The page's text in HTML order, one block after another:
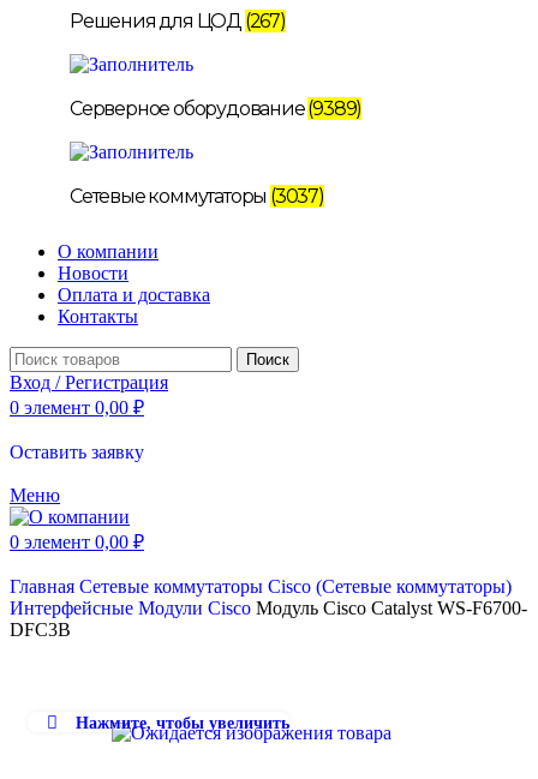
Решения для ЦОД (267)
Серверное оборудование(9389)
Сетевые коммутаторы (3037)
О компании
Новости
Оплата и доставка
Контакты
Поиск
Вход / Регистрация
0 элемент 0,00 ₽
Оставить заявку
Меню
0 элемент 0,00 ₽
Главная Сетевые коммутаторы Cisco (Сетевые коммутаторы)
Интерфейсные Модули Cisco Модуль Cisco Catalyst WS-F6700-
DFC3B
Нажмите, чтобы увеличить